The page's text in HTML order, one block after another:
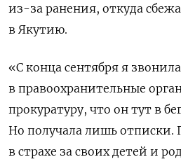
из-за ранения, откуда
в Якутию.
«С конца сентября я
в правоохранительные
прокуратуру, что он тут в
Но получала лишь отписки.
в страхе за своих детей и